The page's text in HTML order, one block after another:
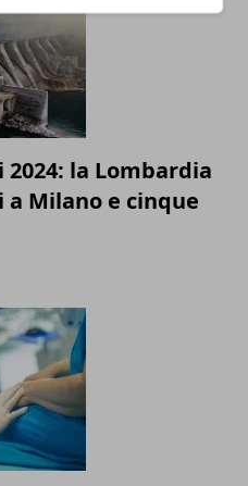
la Lombardia
a Milano e cinque